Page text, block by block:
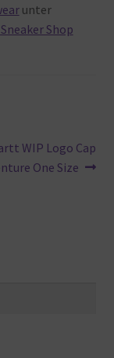
unter
Shop
WIP Logo Cap
One Size